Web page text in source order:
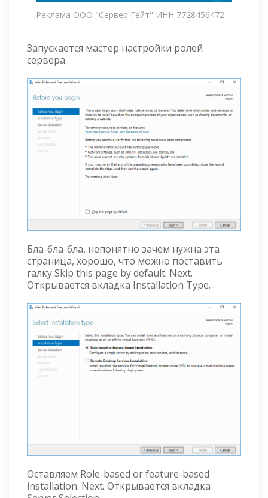
Реклама ООО "Сервер Гейт" ИНН 7728456472
Запускается мастер настройки ролей
сервера.
Бла-бла-бла, непонятно зачем нужна эта
страница, хорошо, что можно поставить
галку Skip this page by default. Next.
Открывается вкладка Installation Type.
Оставляем Role-based or feature-based
installation. Next. Открывается вкладка